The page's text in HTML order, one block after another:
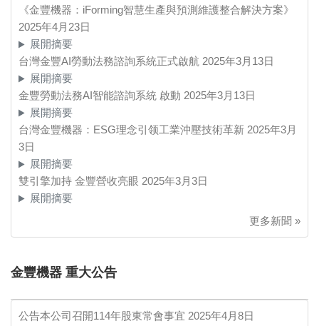
《金豐機器：iForming智慧生產與預測維護整合解決方案》
2025年4月23日
展開摘要
台灣金豐AI勞動法務諮詢系統正式啟航 2025年3月13日
展開摘要
金豐勞動法務AI智能諮詢系統 啟動 2025年3月13日
展開摘要
台灣金豐機器：ESG理念引领工業沖壓技術革新 2025年3月
3日
展開摘要
雙引擎加持 金豐營收亮眼 2025年3月3日
展開摘要
更多新聞 »
金豐機器 重大公告
公告本公司召開114年股東常會事宜 2025年4月8日